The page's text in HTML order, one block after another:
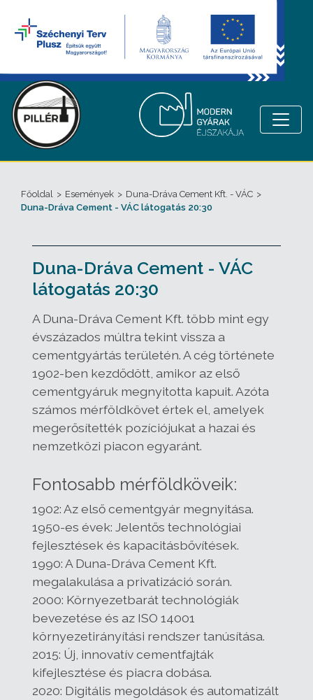
Főoldal > Események > Duna-Dráva Cement Kft. - VÁC >
Duna-Dráva Cement - VÁC látogatás 20:30
Duna-Dráva Cement - VÁC
látogatás 20:30
A Duna-Dráva Cement Kft. több mint egy
évszázados múltra tekint vissza a
cementgyártás területén. A cég története
1902-ben kezdődött, amikor az első
cementgyáruk megnyitotta kapuit. Azóta
számos mérföldkövet értek el, amelyek
megerősítették pozíciójukat a hazai és
nemzetközi piacon egyaránt.
Fontosabb mérföldköveik:
1902: Az első cementgyár megnyitása.
1950-es évek: Jelentős technológiai
fejlesztések és kapacitásbővítések.
1990: A Duna-Dráva Cement Kft.
megalakulása a privatizáció során.
2000: Környezetbarát technológiák
bevezetése és az ISO 14001
környezetirányítási rendszer tanúsítása.
2015: Új, innovatív cementfajták
kifejlesztése és piacra dobása.
2020: Digitális megoldások és automatizált